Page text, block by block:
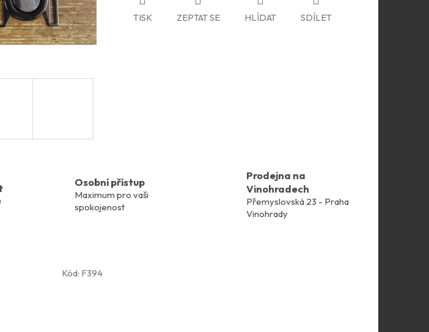
TISK ZEPTAT SE HLÍDAT SDÍLET
Osobní přístup
Maximum pro vaši
spokojenost
Prodejna na
Vinohradech
Přemyslovská 23 - Praha
Vinohrady
Kód: F394